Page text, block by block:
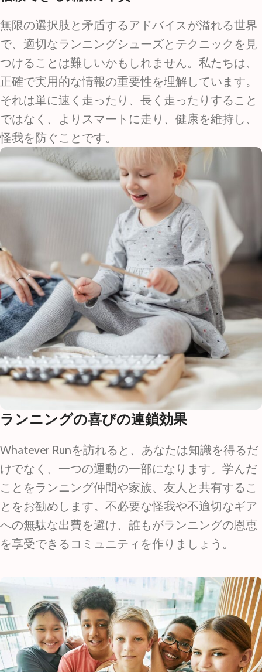
無限の選択肢と矛盾するアドバイスが溢れる世界
で、適切なランニングシューズとテクニックを見
つけることは難しいかもしれません。私たちは、
正確で実用的な情報の重要性を理解しています。
それは単に速く走ったり、長く走ったりすること
ではなく、よりスマートに走り、健康を維持し、
怪我を防ぐことです。
ランニングの喜びの連鎖効果
Whatever Runを訪れると、あなたは知識を得るだ
けでなく、一つの運動の一部になります。学んだ
ことをランニング仲間や家族、友人と共有するこ
とをお勧めします。不必要な怪我や不適切なギア
への無駄な出費を避け、誰もがランニングの恩恵
を享受できるコミュニティを作りましょう。